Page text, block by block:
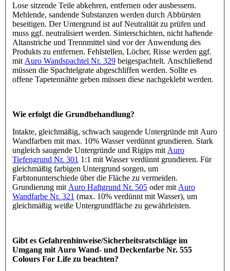
Lose sitzende Teile abkehren, entfernen oder ausbessern.
Mehlende, sandende Substanzen werden durch Abbürsten
beseitigen. Der Untergrund ist auf Neutralität zu prüfen und
muss ggf. neutralisiert werden. Sinterschichten, nicht haftende
Altanstriche und Trennmittel sind vor der Anwendung des
Produkts zu entfernen. Fehlstellen, Löcher, Risse werden ggf.
mit Auro Wandspachtel Nr. 329 beigespachtelt. Anschließend
müssen die Spachtelgrate abgeschliffen werden. Sollte es
offene Tapetennähte geben müssen diese nachgeklebt werden.
Wie erfolgt die Grundbehandlung?
Intakte, gleichmäßig, schwach saugende Untergründe mit Auro
Wandfarben mit max. 10% Wasser verdünnt grundieren. Stark
ungleich saugende Untergründe und Rigips mit Auro
Tiefengrund Nr. 301 1:1 mit Wasser verdünnt grundieren. Für
gleichmäßig farbigen Untergrund sorgen, um
Farbtonunterschiede über die Fläche zu vermeiden.
Grundierung mit Auro Haftgrund Nr. 505 oder mit Auro
Wandfarbe Nr. 321 (max. 10% verdünnt mit Wasser), um
gleichmäßig weiße Untergrundfläche zu gewährleisten.
Gibt es Gefahrenhinweise/Sicherheitsratschläge im
Umgang mit Auro Wand- und Deckenfarbe Nr. 555
Colours For Life zu beachten?